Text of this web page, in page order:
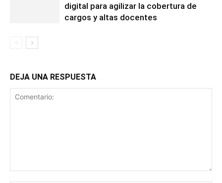
digital para agilizar la cobertura de
cargos y altas docentes
DEJA UNA RESPUESTA